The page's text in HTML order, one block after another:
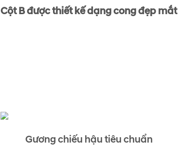
Cột B được thiết kế dạng cong đẹp mắt
Gương chiếu hậu tiêu chuẩn